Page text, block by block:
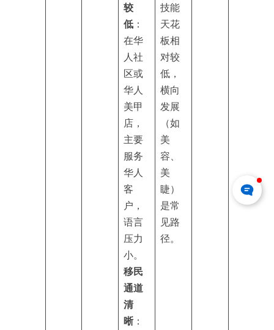
较
低 ：
在华
人社
区或
华人
美甲
店，
主要
服务
华人
客
户，
语言
压力
小。
移民
通道
清
晰：
技能
天花
板相
对较
低，
横向
发展
（如
美
容、
美
睫）
是常
见路
径。